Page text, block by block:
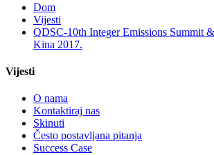
Dom
Vijesti
QDSC-10th Integer Emissions Summit
Kina 2017.
Vijesti
O nama
Kontaktiraj nas
Skinuti
Često postavljana pitanja
Success Case